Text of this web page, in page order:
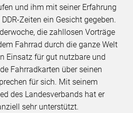
und ihm mit seiner Erfahrung
Zeiten ein Gesicht gegeben.
die zahllosen Vorträge
Fahrrad durch die ganze Welt
Einsatz für gut nutzbare und
Fahrradkarten über seinen
für sich. Mit seinem
des Landesverbands hat er
sehr unterstützt.